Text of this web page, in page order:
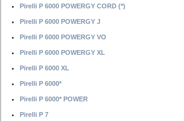
Pirelli P 6000 POWERGY CORD (*)
Pirelli P 6000 POWERGY J
Pirelli P 6000 POWERGY VO
Pirelli P 6000 POWERGY XL
Pirelli P 6000 XL
Pirelli P 6000*
Pirelli P 6000* POWER
Pirelli P 7